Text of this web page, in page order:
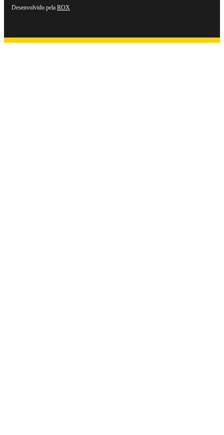
Desenvolvido pela ROX